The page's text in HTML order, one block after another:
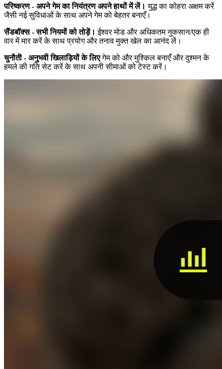
परिष्करण - अपने गेम का नियंत्रण अपने हाथों में लें। युद्ध का कोहरा अक्षम करें
जैसी नई सुविधाओं के साथ अपने गेम को बेहतर बनाएँ।
सैंडबॉक्स - सभी नियमों को तोड़ें। ईश्वर मोड और अधिकतम नुकसान/एक ही
वार में मार करें के साथ प्रयोग और तनाव मुक्त खेल का आनंद लें।
चुनौती - अनुभवी खिलाड़ियों के लिएगेम को और मुश्किल बनाएँ और दुश्मन के
हमले की गति सेट करें के साथ अपनी सीमाओं को टेस्ट करें।